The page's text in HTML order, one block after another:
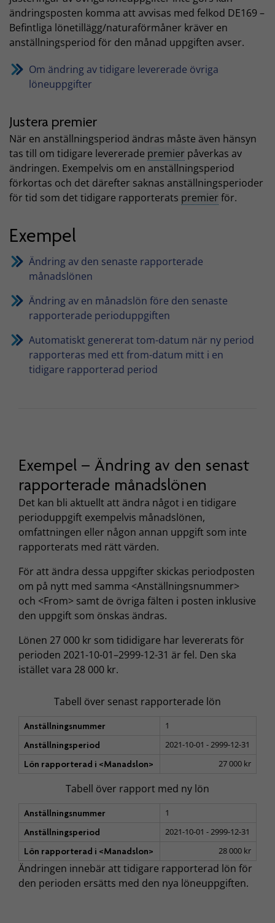
ändringsposten komma att avvisas med felkod DE169 –
Befintliga lönetillägg/naturaförmåner kräver en
anställningsperiod för den månad uppgiften avser.
Om ändring av tidigare levererade övriga
löneuppgifter
Justera premier
När en anställningsperiod ändras måste även hänsyn
tas till om tidigare levererade premier påverkas av
ändringen. Exempelvis om en anställningsperiod
förkortas och det därefter saknas anställningsperioder
för tid som det tidigare rapporterats premier för.
Exempel
Ändring av den senaste rapporterade
månadslönen
Ändring av en månadslön före den senaste
rapporterade perioduppgiften
Automatiskt genererat tom-datum när ny period
rapporteras med ett from-datum mitt i en
tidigare rapporterad period
Exempel – Ändring av den senast
rapporterade månadslönen
Det kan bli aktuellt att ändra något i en tidigare
perioduppgift exempelvis månadslönen,
omfattningen eller någon annan uppgift som inte
rapporterats med rätt värden.
För att ändra dessa uppgifter skickas periodposten
om på nytt med samma <Anställningsnummer>
och <From> samt de övriga fälten i posten inklusive
den uppgift som önskas ändras.
Lönen 27 000 kr som tididigare har levererats för
perioden 2021-10-01–2999-12-31 är fel. Den ska
istället vara 28 000 kr.
Tabell över senast rapporterade lön
Anställningsnummer
1
Anställningsperiod
2021-10-01 - 2999-12-31
Lön rapporterad i <Manadslon>
27 000 kr
Tabell över rapport med ny lön
Anställningsnummer
1
Anställningsperiod
2021-10-01 - 2999-12-31
Lön rapporterad i <Manadslon>
28 000 kr
Ändringen innebär att tidigare rapporterad lön för
den perioden ersätts med den nya löneuppgiften.